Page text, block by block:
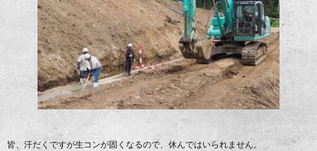
皆、汗だくですが生コンが固くなるので、休んではいられません。